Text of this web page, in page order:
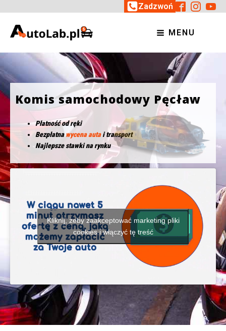
Zadzwoń
MENU
Komis samochodowy Pęcław
Płatność od ręki
Bezpłatnawycena autai transport
Najlepsze stawki na rynku
Kliknij, żeby zaakceptować marketing pliki
cookies i włączyć tę treść